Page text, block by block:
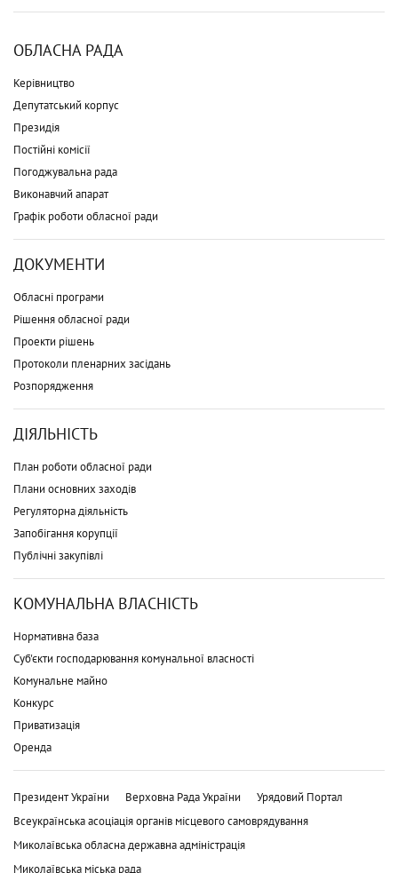
ОБЛАСНА РАДА
Керівництво
Депутатський корпус
Президія
Постійні комісії
Погоджувальна рада
Виконавчий апарат
Графік роботи обласної ради
ДОКУМЕНТИ
Обласні програми
Рішення обласної ради
Проекти рішень
Протоколи пленарних засідань
Розпорядження
ДІЯЛЬНІСТЬ
План роботи обласної ради
Плани основних заходів
Регуляторна діяльність
Запобігання корупції
Публічні закупівлі
КОМУНАЛЬНА ВЛАСНІСТЬ
Нормативна база
Суб'єкти господарювання комунальної власності
Комунальне майно
Конкурс
Приватизація
Оренда
Президент України Верховна Рада України
Урядовий Портал
Всеукраїнська асоціація органів місцевого самоврядування
Миколаївська обласна державна адміністрація
Миколаївська міська рада